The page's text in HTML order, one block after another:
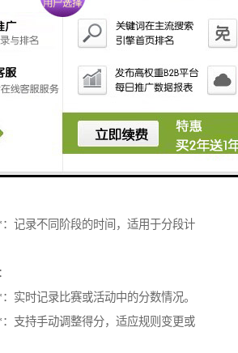
能可以根据具体应用的不同而有所变
录时间，可以启动、停止和重置。
定的时间，完成后自动提示，并可
记录不同阶段的时间，适用于分段计
实时记录比赛或活动中的分数情况。
支持手动调整得分，适应规则变更或